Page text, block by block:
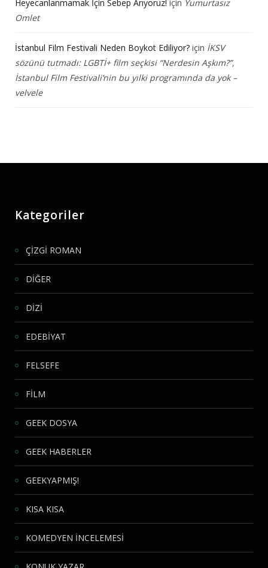
Heyecanlanmamak İçin Sebep Arıyoruz! için Yumurtasız
Omlet
İstanbul Film Festivali Neden Boykot Ediliyor? için İKSV
sözünü tutmadı: LGBTİ+ film seçkisi “Nerdesin Aşkım?”,
İstanbul Film Festivali’nin bu yılki programında da yok –
velvele
Kategoriler
ÇİZGİ ROMAN
DİĞER
DİZİ
EDEBİYAT
FELSEFE
FİLM
GEEK DOSYA
GEEK HABERLER
GEEKYAPMIŞ!
KISA KISA
KOMEDYEN İNCELEMESİ